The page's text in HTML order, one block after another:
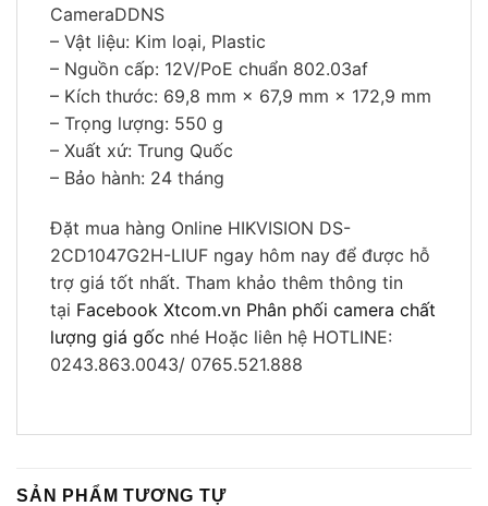
CameraDDNS
– Vật liệu: Kim loại, Plastic
– Nguồn cấp: 12V/PoE chuẩn 802.03af
– Kích thước: 69,8 mm × 67,9 mm × 172,9 mm
– Trọng lượng: 550 g
– Xuất xứ: Trung Quốc
– Bảo hành: 24 tháng
Đặt mua hàng Online HIKVISION DS-
2CD1047G2H-LIUF ngay hôm nay để được hỗ
trợ giá tốt nhất. Tham khảo thêm thông tin
tại Facebook Xtcom.vn Phân phối camera chất
lượng giá gốc nhé Hoặc liên hệ HOTLINE:
0243.863.0043/ 0765.521.888
SẢN PHẨM TƯƠNG TỰ